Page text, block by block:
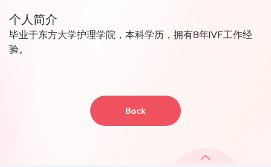
个人简介
毕业于东方大学护理学院，本科学历，拥有8年IVF工作经
验。
Back